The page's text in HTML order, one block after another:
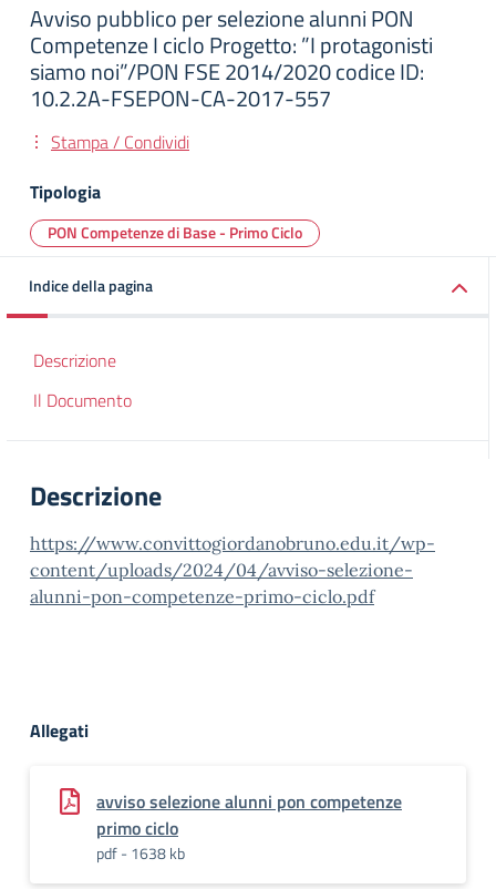
Avviso pubblico per selezione alunni PON
Competenze I ciclo Progetto: ”I protagonisti
siamo noi”/PON FSE 2014/2020 codice ID:
10.2.2A-FSEPON-CA-2017-557
Stampa / Condividi
Tipologia
PON Competenze di Base - Primo Ciclo
Indice della pagina
Descrizione
Il Documento
Descrizione
https://www.convittogiordanobruno.edu.it/wp-
content/uploads/2024/04/avviso-selezione-
alunni-pon-competenze-primo-ciclo.pdf
Allegati
avviso selezione alunni pon competenze
primo ciclo
pdf - 1638 kb